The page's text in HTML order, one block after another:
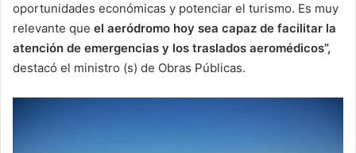
oportunidades económicas y potenciar el turismo. Es muy
relevante que el aeródromo hoy sea capaz de facilitar la
atención de emergencias y los traslados aeromédicos”,
destacó el ministro (s) de Obras Públicas.